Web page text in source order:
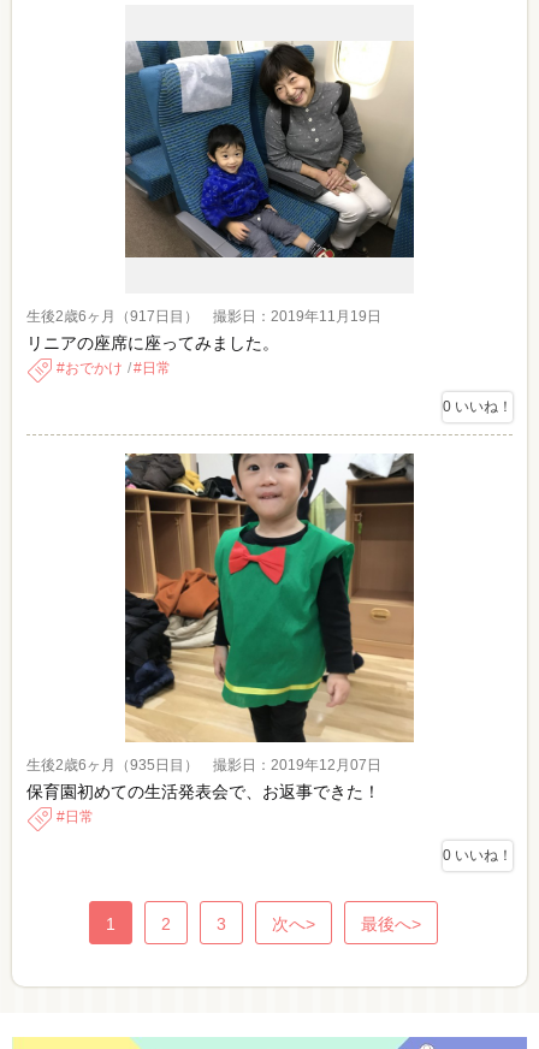
生後2歳6ヶ月（917日目） 撮影日：2019年11月19日
リニアの座席に座ってみました。
おでかけ 日常
0 いいね！
生後2歳6ヶ月（935日目） 撮影日：2019年12月07日
保育園初めての生活発表会で、お返事できた！
日常
0 いいね！
1 2 3 次へ> 最後へ>